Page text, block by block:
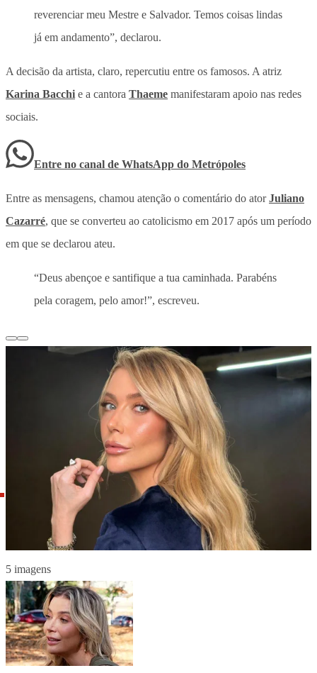
reverenciar meu Mestre e Salvador. Temos coisas lindas
já em andamento”, declarou.
A decisão da artista, claro, repercutiu entre os famosos. A atriz
Karina Bacchi e a cantora Thaeme manifestaram apoio nas redes
sociais.
Entre no canal de WhatsApp do Metrópoles
Entre as mensagens, chamou atenção o comentário do atorJuliano
Cazarré, que se converteu ao catolicismo em 2017 após um período
em que se declarou ateu.
“Deus abençoe e santifique a tua caminhada. Parabéns
pela coragem, pelo amor!”, escreveu.
5 imagens